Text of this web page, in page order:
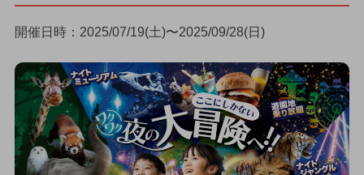
開催日時：2025/07/19(土)〜2025/09/28(日)